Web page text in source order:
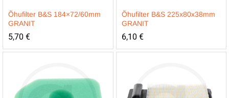
Õhufilter B&S 184×72/60mm
GRANIT
5,70 €
Õhufilter B&S 225x80x38mm
GRANIT
6,10 €